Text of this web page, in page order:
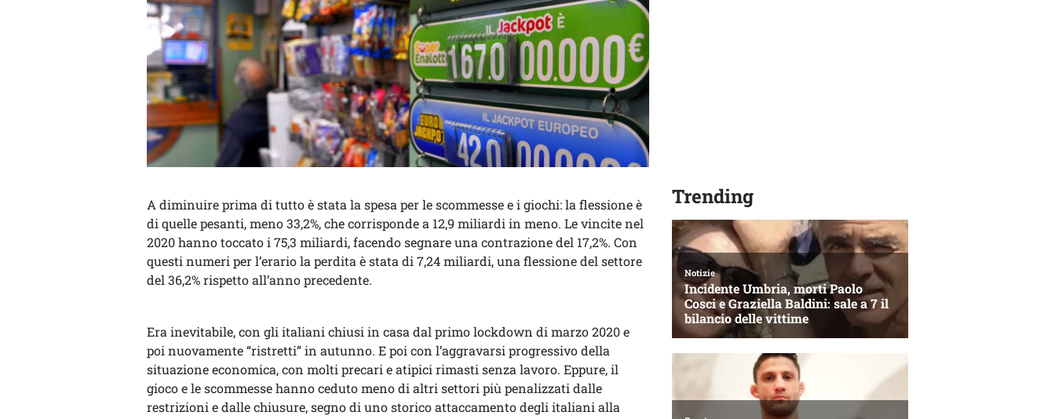
A diminuire prima di tutto è stata la spesa per le scommesse e i giochi: la flessione è
di quelle pesanti, meno 33,2%, che corrisponde a 12,9 miliardi in meno. Le vincite nel
2020 hanno toccato i 75,3 miliardi, facendo segnare una contrazione del 17,2%. Con
questi numeri per l’erario la perdita è stata di 7,24 miliardi, una flessione del settore
del 36,2% rispetto all’anno precedente.
Era inevitabile, con gli italiani chiusi in casa dal primo lockdown di marzo 2020 e
poi nuovamente “ristretti” in autunno. E poi con l’aggravarsi progressivo della
situazione economica, con molti precari e atipici rimasti senza lavoro. Eppure, il
gioco e le scommesse hanno ceduto meno di altri settori più penalizzati dalle
restrizioni e dalle chiusure, segno di uno storico attaccamento degli italiani alla
Trending